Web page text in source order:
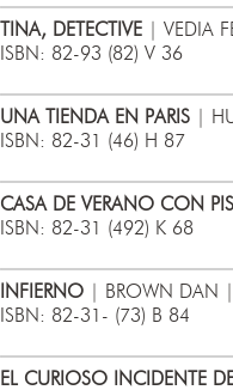
TINA, DETECTIVE | VEDIA
ISBN: 82-93 (82) V 36
UNA TIENDA EN PARIS |
ISBN: 82-31 (46) H 87
CASA DE VERANO CON
ISBN: 82-31 (492) K 68
INFIERNO | BROWN DAN
ISBN: 82-31- (73) B 84
EL CURIOSO INCIDENTE